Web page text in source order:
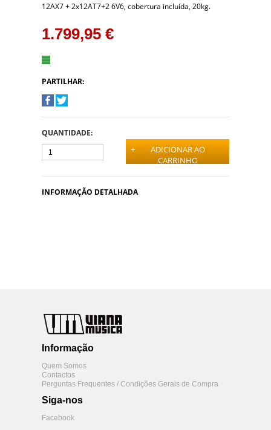
12AX7 + 2x12AT7+2 6V6, cobertura incluída, 20kg.
1.799,95 €
PARTILHAR:
QUANTIDADE:
+
ADICIONAR AO
CARRINHO
INFORMAÇÃO DETALHADA
Informação
Quem Somos
Contactos
Perguntas Frequentes / Condições Gerais de Compra
Siga-nos
Facebook